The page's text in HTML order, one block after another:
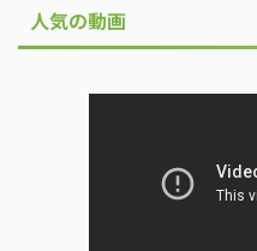
人気の動画